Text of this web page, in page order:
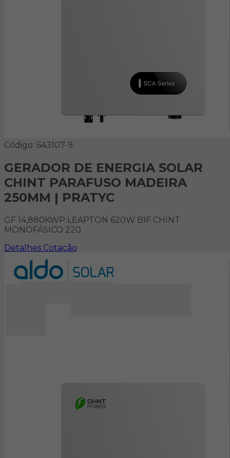
Código: 643107-9
GERADOR DE ENERGIA SOLAR
CHINT PARAFUSO MADEIRA
250MM | PRATYC
GF 14,880KWP LEAPTON 620W BIF CHINT
MONOFÁSICO 220
Detalhes Cotação